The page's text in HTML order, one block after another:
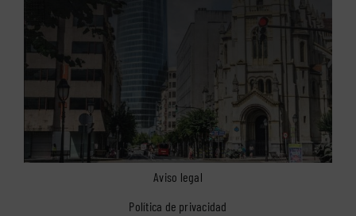
Aviso legal
Política de privacidad